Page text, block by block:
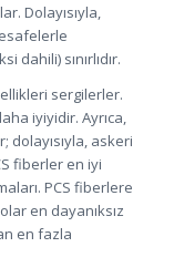
Dolayısıyla,
sınırlıdır.
sergilerler.
iyiyidir. Ayrıca,
dolayısıyla, askeri
fiberler en iyi
PCS fiberlere
en dayanıksız
en fazla